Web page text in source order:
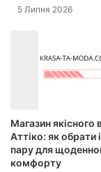
5 Липня 2026
Магазин якісного
Аттіко: як обрати
пару для
комфорту